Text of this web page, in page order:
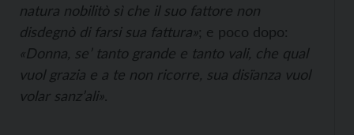
natura nobilitò sì che il suo fattore non
disdegnò di farsi sua fattura»; e poco dopo:
«Donna, se’ tanto grande e tanto vali, che qual
vuol grazia e a te non ricorre, sua disïanza vuol
volar sanz’ali».